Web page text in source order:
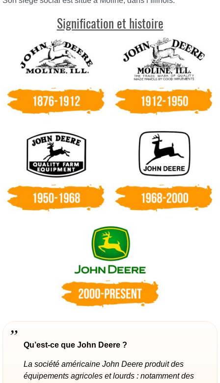
Signification et histoire
Qu’est-ce que John Deere ?
La société américaine John Deere produit des
équipements agricoles et lourds : notamment des